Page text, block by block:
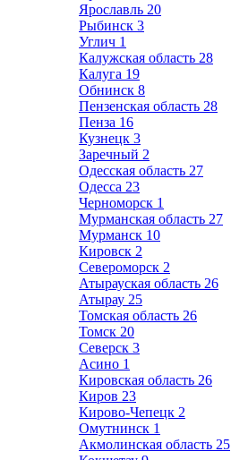
Ярославль 20
Рыбинск 3
Углич 1
Калужская область 28
Калуга 19
Обнинск 8
Пензенская область 28
Пенза 16
Кузнецк 3
Заречный 2
Одесская область 27
Одесса 23
Черноморск 1
Мурманская область 27
Мурманск 10
Кировск 2
Североморск 2
Атырауская область 26
Атырау 25
Томская область 26
Томск 20
Северск 3
Асино 1
Кировская область 26
Киров 23
Кирово-Чепецк 2
Омутнинск 1
Акмолинская область 25